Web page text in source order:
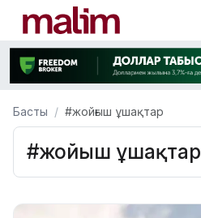
Басты #жойғыш ұшақтар
#жойғыш ұшақтар